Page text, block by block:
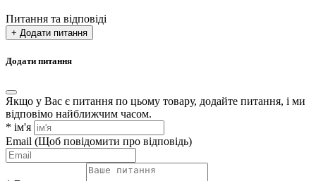
Питання та відповіді
+ Додати питання
Додати питання
Якщо у Вас є питання по цьому товару, додайте питання, і ми
відповімо найближчим часом.
* ім'я
Email (Щоб повідомити про відповідь)